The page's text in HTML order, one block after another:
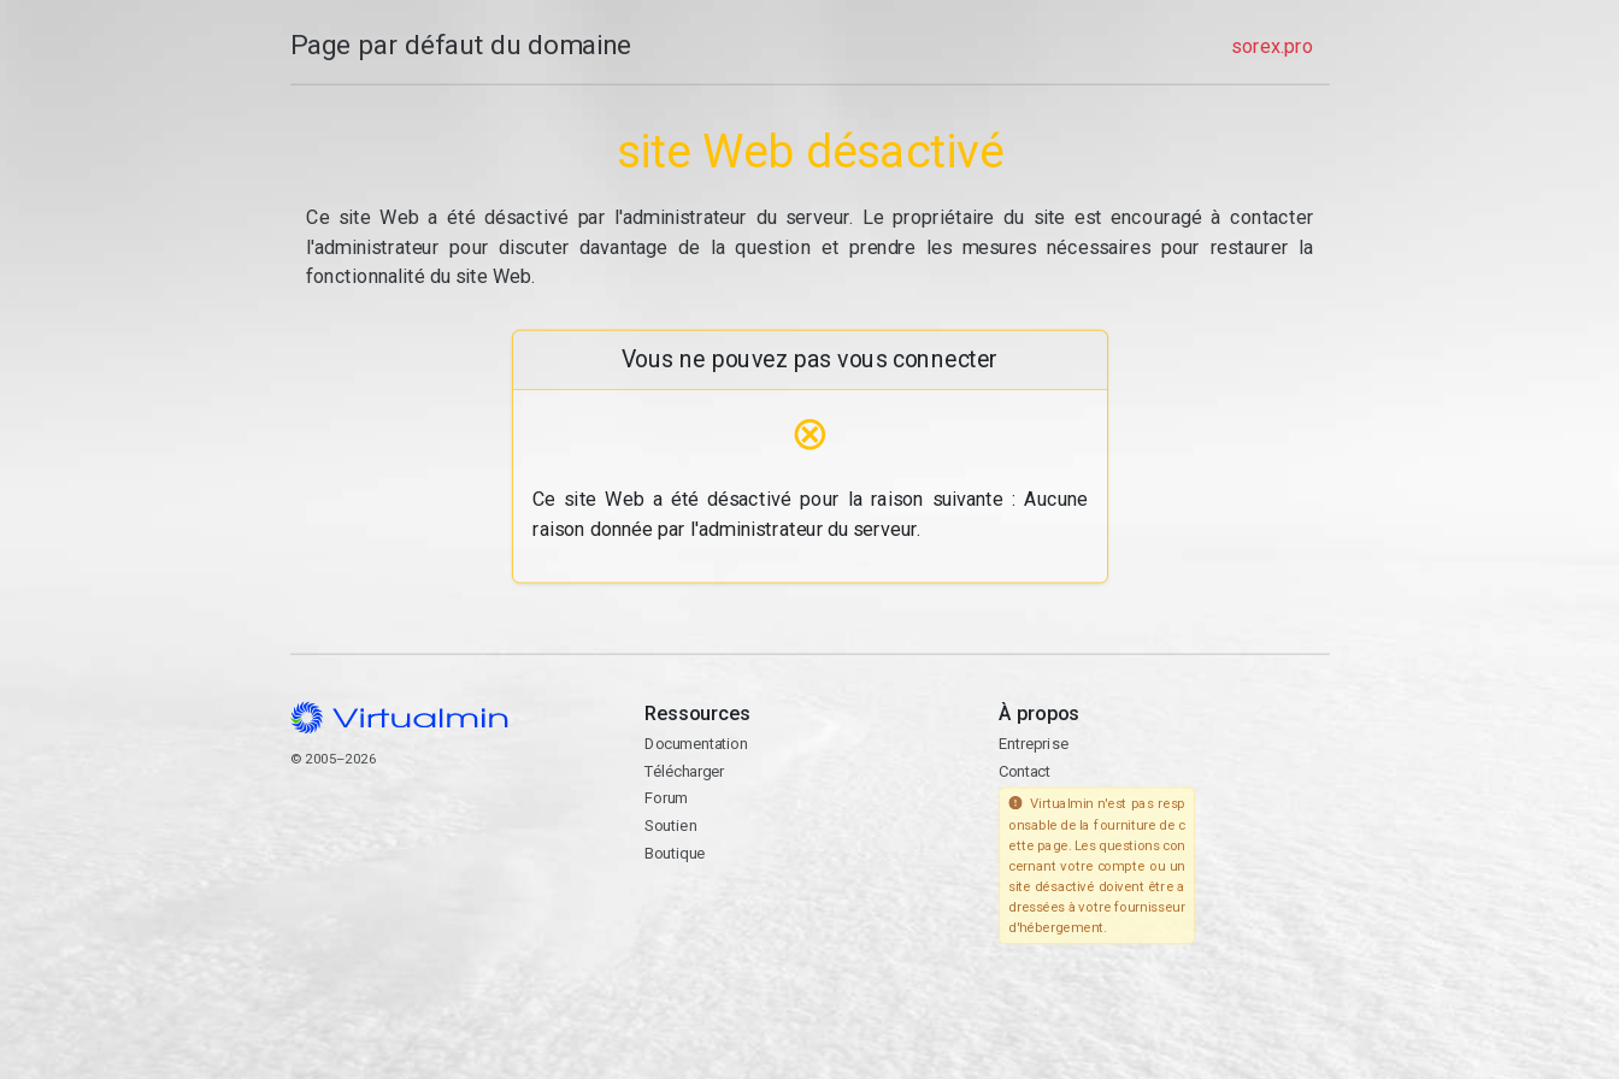
Page par défaut du domaine sorex.pro
site Web désactivé
Ce site Web a été désactivé par l'administrateur du serveur. Le propriétaire du site est encouragé à contacter
l'administrateur pour discuter davantage de la question et prendre les mesures nécessaires pour restaurer la
fonctionnalité du site Web.
Vous ne pouvez pas vous connecter
⊗
Ce site Web a été désactivé pour la raison suivante : Aucune
raison donnée par l'administrateur du serveur.
© 2005–2026
Ressources
Documentation
Télécharger
Forum
Soutien
Boutique
À propos
Entreprise
Contact
Virtualmin n'est pas resp
onsable de la fourniture de c
ette page. Les questions con
cernant votre compte ou un
site désactivé doivent être a
dressées à votre fournisseur
d'hébergement.